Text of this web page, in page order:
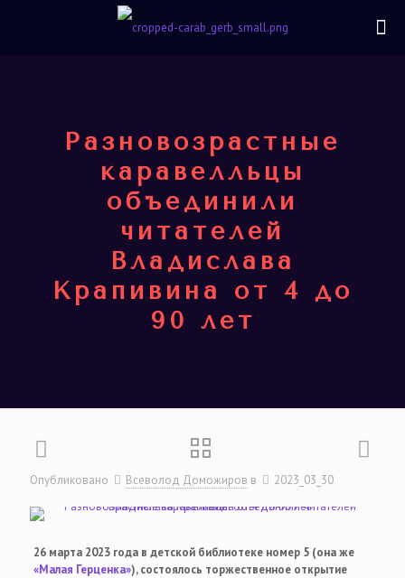
Разновозрастные
каравелльцы
объединили
читателей
Владислава
Крапивина от 4 до
90 лет
Опубликовано Всеволод Доможиров в 2023_03_30
26 марта 2023 года в детской библиотеке номер 5 (она же
«Малая Герценка»), состоялось торжественное открытие